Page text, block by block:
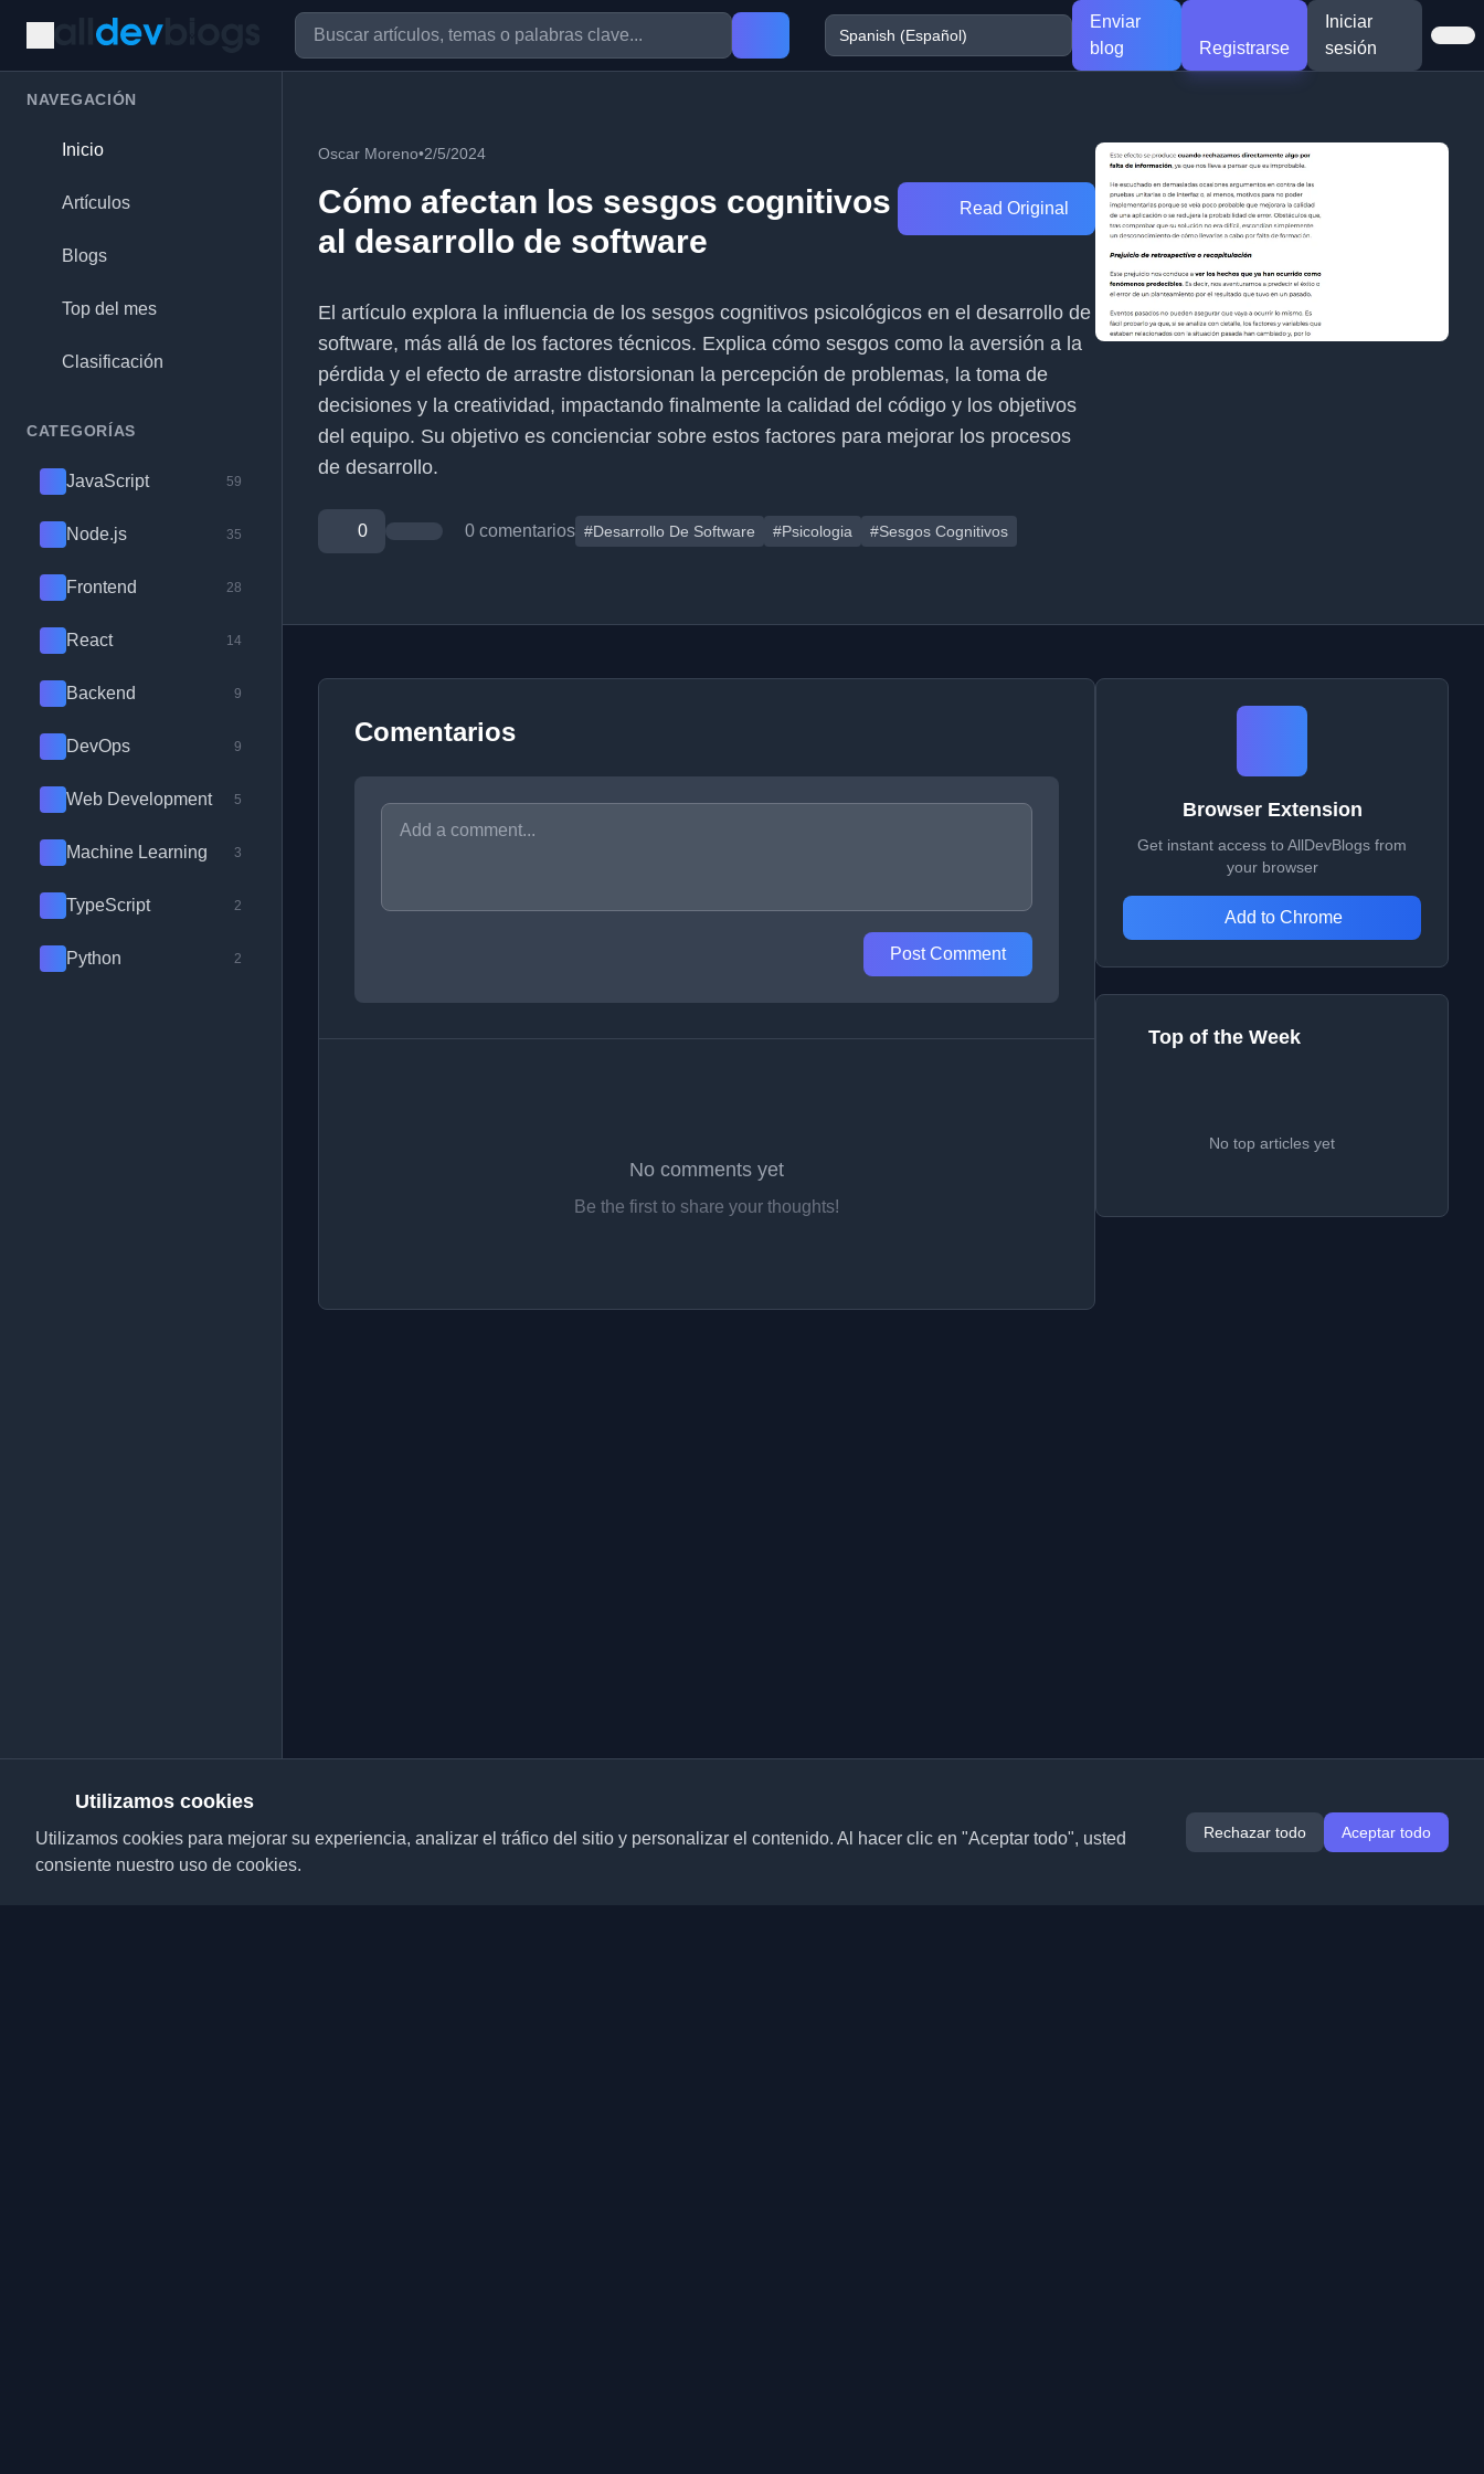
Enviar
blog
Registrarse
Iniciar
sesión
NAVEGACIÓN
Inicio
Artículos
Blogs
Top del mes
Clasificación
CATEGORÍAS
JavaScript 59
Node.js 35
Frontend 28
React 14
Backend 9
DevOps 9
Web Development 5
Machine Learning 3
TypeScript 2
Python 2
Oscar Moreno•2/5/2024
Cómo afectan los sesgos cognitivos
al desarrollo de software
Read Original
El artículo explora la influencia de los sesgos cognitivos psicológicos en el desarrollo de
software, más allá de los factores técnicos. Explica cómo sesgos como la aversión a la
pérdida y el efecto de arrastre distorsionan la percepción de problemas, la toma de
decisiones y la creatividad, impactando finalmente la calidad del código y los objetivos
del equipo. Su objetivo es concienciar sobre estos factores para mejorar los procesos
de desarrollo.
0 0 comentarios #Desarrollo De Software #Psicologia #Sesgos Cognitivos
Comentarios
Post Comment
No comments yet
Be the first to share your thoughts!
Browser Extension
Get instant access to AllDevBlogs from
your browser
Add to Chrome
Top of the Week
No top articles yet
Utilizamos cookies
Utilizamos cookies para mejorar su experiencia, analizar el tráfico del sitio y personalizar el contenido. Al hacer clic en "Aceptar todo", usted
consiente nuestro uso de cookies.
Rechazar todo Aceptar todo